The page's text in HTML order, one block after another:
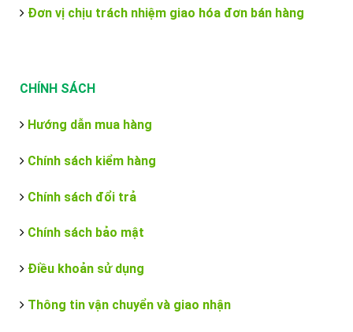
Đơn vị chịu trách nhiệm giao hóa đơn bán hàng
CHÍNH SÁCH
Hướng dẫn mua hàng
Chính sách kiểm hàng
Chính sách đổi trả
Chính sách bảo mật
Điều khoản sử dụng
Thông tin vận chuyển và giao nhận